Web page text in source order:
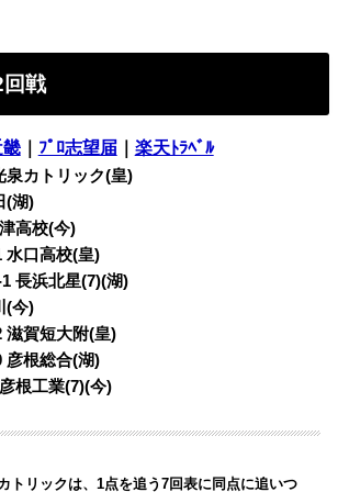
戦
畿｜ ﾌﾟﾛ志望届｜ 楽天ﾄﾗﾍﾞﾙ
泉カトリック(皇)
(湖)
高校(今)
水口高校(皇)
長浜北星(7)(湖)
(今)
滋賀短大附(皇)
彦根総合(湖)
根工業(7)(今)
トリックは、1点を追う7回表に同点に追いつ